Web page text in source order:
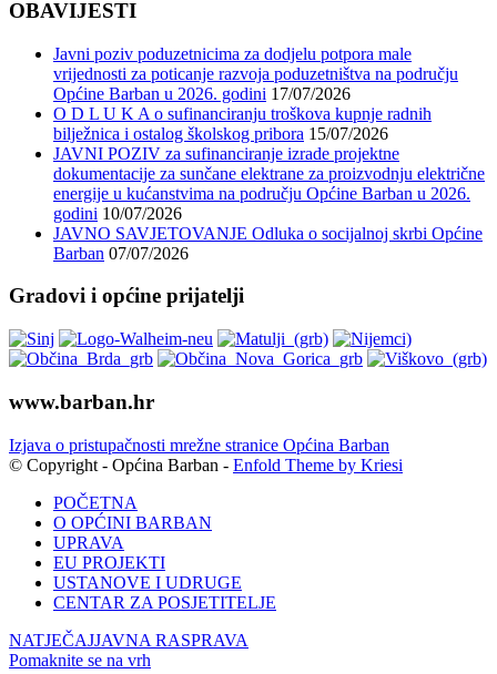
OBAVIJESTI
Javni poziv poduzetnicima za dodjelu potpora male
vrijednosti za poticanje razvoja poduzetništva na području
Općine Barban u 2026. godini 17/07/2026
O D L U K A o sufinanciranju troškova kupnje radnih
bilježnica i ostalog školskog pribora 15/07/2026
JAVNI POZIV za sufinanciranje izrade projektne
dokumentacije za sunčane elektrane za proizvodnju električne
energije u kućanstvima na području Općine Barban u 2026.
godini 10/07/2026
JAVNO SAVJETOVANJE Odluka o socijalnoj skrbi Općine
Barban 07/07/2026
Gradovi i općine prijatelji
www.barban.hr
Izjava o pristupačnosti mrežne stranice Općina Barban
© Copyright - Općina Barban - Enfold Theme by Kriesi
POČETNA
O OPĆINI BARBAN
UPRAVA
EU PROJEKTI
USTANOVE I UDRUGE
CENTAR ZA POSJETITELJE
NATJEČAJJAVNA RASPRAVA
Pomaknite se na vrh